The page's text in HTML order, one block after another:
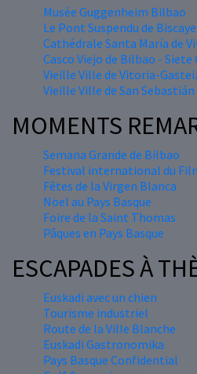
Musée Guggenheim Bilbao
Le Pont Suspendu de Biscaye
Cathédrale Santa María de
Casco Viejo de Bilbao - Siete
Vieille Ville de Vitoria-
Vieille Ville de San Sebastián
MOMENTS
Semana Grande de Bilbao
Festival international du
Fêtes de la Virgen Blanca
Nöel au Pays Basque
Foire de la Saint Thomas
Pâques en Pays Basque
ESCAPADES À
Euskadi avec un chien
Tourisme industriel
Route de la Ville Blanche
Euskadi Gastronomika
Pays Basque Confidential